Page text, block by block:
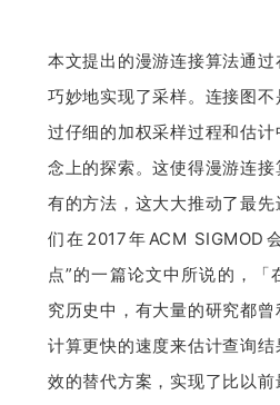
本文提出的漫游连接算法通过
巧妙地实现了采样。连接图
过仔细的加权采样过程和估
念上的探索。这使得漫游连
有的方法，这大大推动了最
们在2017年ACM SIGMOD
点”的一篇论文中所说的，
究历史中，有大量的研究都
计算更快的速度来估计查询
效的替代方案，实现了比以